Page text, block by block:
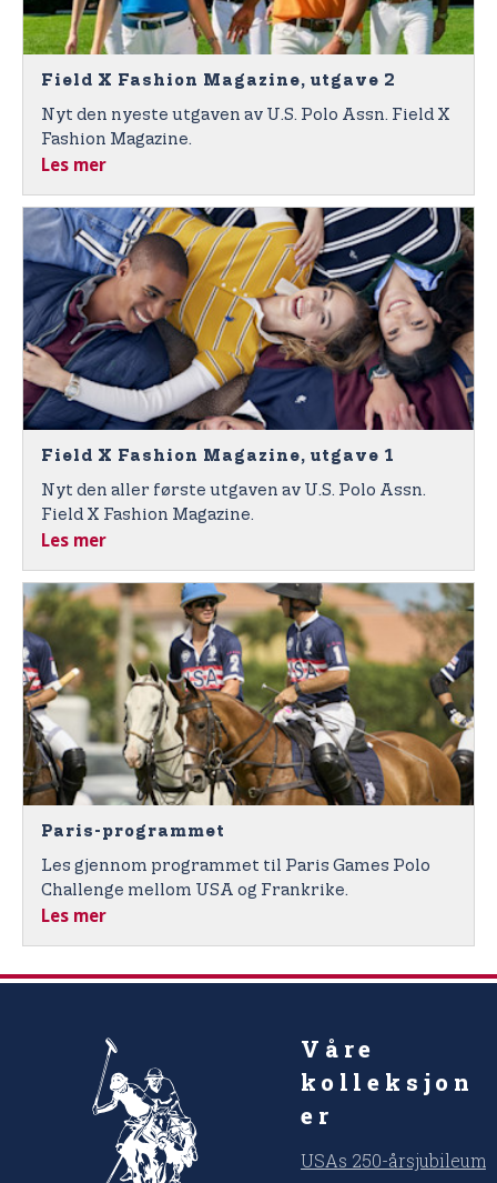
Field X Fashion Magazine, utgave 2
Nyt den nyeste utgaven av U.S. Polo Assn. Field X
Fashion Magazine.
Les mer
Field X Fashion Magazine, utgave 1
Nyt den aller første utgaven av U.S. Polo Assn.
Field X Fashion Magazine.
Les mer
Paris-programmet
Les gjennom programmet til Paris Games Polo
Challenge mellom USA og Frankrike.
Les mer
Våre
kolleksjon
er
USAs 250-årsjubileum